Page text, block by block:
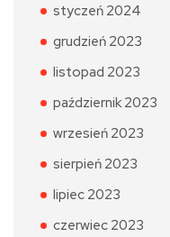
styczeń 2024
grudzień 2023
listopad 2023
październik 2023
wrzesień 2023
sierpień 2023
lipiec 2023
czerwiec 2023